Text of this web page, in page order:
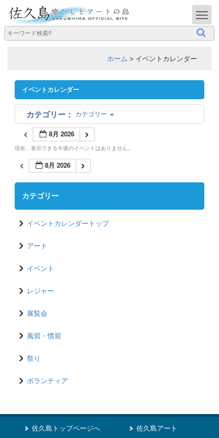
ホーム > イベントカレンダー
イベントカレンダー
カテゴリー
8月 2026
現在、表示できる今後のイベントはありません。
8月 2026
カテゴリー
イベントカレンダートップ
アート
イベント
レジャー
展覧会
風習・慣習
祭り
ボランティア
佐久島トップページへ 佐久島アート